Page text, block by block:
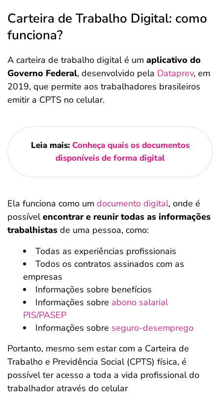
Carteira de Trabalho Digital: como
funciona?
A carteira de trabalho digital é um aplicativo do
Governo Federal, desenvolvido pela Dataprev, em
2019, que permite aos trabalhadores brasileiros
emitir a CPTS no celular.
Leia mais: Conheça quais os documentos
disponíveis de forma digital
Ela funciona como um documento digital, onde é
possívelencontrar e reunir todas as informações
trabalhistas de uma pessoa, como:
Todas as experiências profissionais
Todos os contratos assinados com as
empresas
Informações sobre benefícios
Informações sobre abono salarial
PIS/PASEP
Informações sobre seguro-desemprego
Portanto, mesmo sem estar com a Carteira de
Trabalho e Previdência Social (CPTS) física, é
possível ter acesso a toda a vida profissional do
trabalhador através do celular